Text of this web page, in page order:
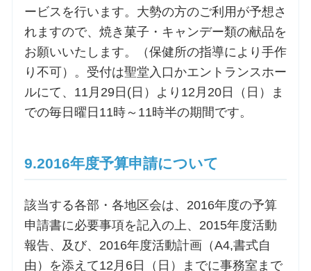
ービスを行います。大勢の方のご利用が予想さ
れますので、焼き菓子・キャンデー類の献品を
お願いいたします。（保健所の指導により手作
り不可）。受付は聖堂入口かエントランスホー
ルにて、11月29日(日）より12月20日（日）ま
での毎日曜日11時～11時半の期間です。
9.2016年度予算申請について
該当する各部・各地区会は、2016年度の予算
申請書に必要事項を記入の上、2015年度活動
報告、及び、2016年度活動計画（A4,書式自
由）を添えて12月6日（日）までに事務室まで